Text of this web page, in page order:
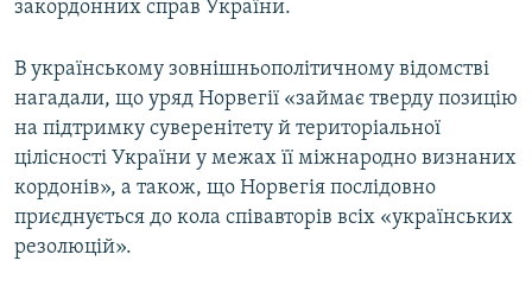
закордонних справ України.
В українському зовнішньополітичному відомстві
нагадали, що уряд Норвегії «займає тверду позицію
на підтримку суверенітету й територіальної
цілісності України у межах її міжнародно визнаних
кордонів», а також, що Норвегія послідовно
приєднується до кола співавторів всіх «українських
резолюцій».